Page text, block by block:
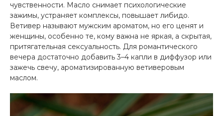
чувственности. Масло снимает психологические
зажимы, устраняет комплексы, повышает либидо.
Ветивер называют мужским ароматом, но его ценят и
женщины, особенно те, кому важна не яркая, а скрытая,
притягательная сексуальность. Для романтического
вечера достаточно добавить 3–4 капли в диффузор или
зажечь свечу, ароматизированную ветиверовым
маслом.